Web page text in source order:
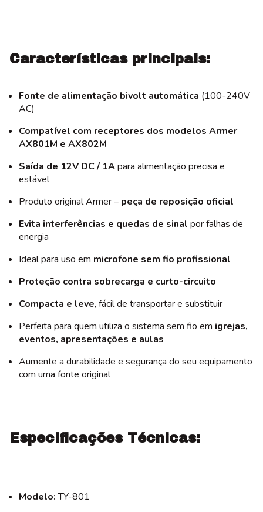
Características principais:
Fonte de alimentação bivolt automática (100-240V
AC)
Compatível com receptores dos modelos Armer
AX801M e AX802M
Saída de 12V DC / 1Apara alimentação precisa e
estável
Produto original Armer – peça de reposição oficial
Evita interferências e quedas de sinal por falhas de
energia
Ideal para uso em microfone sem fio profissional
Proteção contra sobrecarga e curto-circuito
Compacta e leve, fácil de transportar e substituir
Perfeita para quem utiliza o sistema sem fio em igrejas,
eventos, apresentações e aulas
Aumente a durabilidade e segurança do seu equipamento
com uma fonte original
Especificações Técnicas:
Modelo:TY-801